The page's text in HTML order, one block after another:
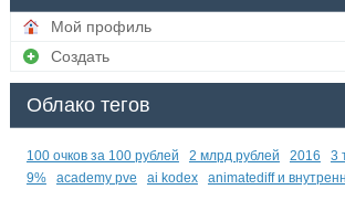
Мой профиль
Создать
Облако тегов
100 очков за 100 рублей 2 млрд рублей 2016 3
9%
academy pve ai kodex animatediff и